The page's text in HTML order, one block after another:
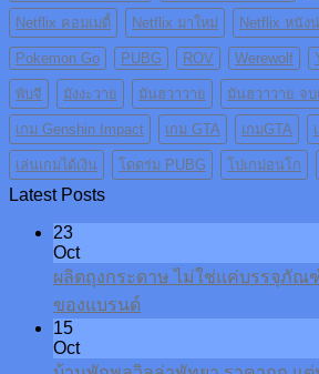
Netflix คอมเมดี้ Netflix มาใหม่ Netflix หนัง
Pokemon Go PUBG ROV Werewolf
พับจี มังงะวาย มันฮวาวาย มันฮวาวาย จบ
เกม Genshin Impact เกม GTA เกมGTA
เล่นเกมได้เงิน โดดร่ม PUBG โปเกม่อนโก
Latest Posts
23
Oct
ผลิตถุงกระดาษ ไม่ใช่แค่บรรจุภั
ของแบรนด์
15
Oct